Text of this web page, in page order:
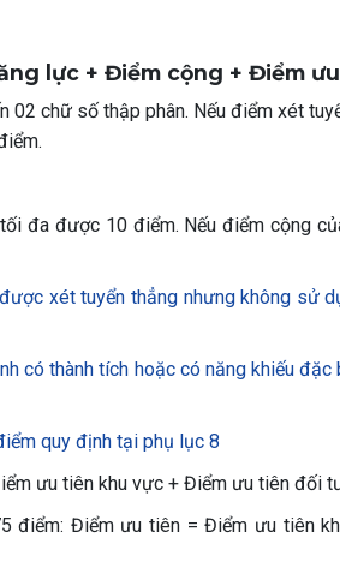
lực + Điểm cộng + Điểm
chữ số thập phân. Nếu điểm xét
đa được 10 điểm. Nếu điểm cộng
xét tuyển thẳng nhưng không sử
có thành tích hoặc có năng khiếu
quy định tại phụ lục 8
ưu tiên khu vực + Điểm ưu tiên đối
điểm: Điểm ưu tiên = Điểm ưu tiên